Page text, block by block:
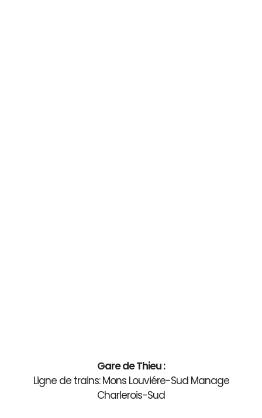
Gare de Thieu :
Ligne de trains: Mons Louviére-Sud Manage
Charlerois-Sud